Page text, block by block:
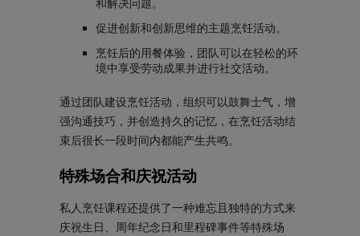
和解决问题。
促进创新和创新思维的主题烹饪活动。
烹饪后的用餐体验，团队可以在轻松的环
境中享受劳动成果并进行社交活动。
通过团队建设烹饪活动，组织可以鼓舞士气，增
强沟通技巧，并创造持久的记忆，在烹饪活动结
束后很长一段时间内都能产生共鸣。
特殊场合和庆祝活动
私人烹饪课程还提供了一种难忘且独特的方式来
庆祝生日、周年纪念日和里程碑事件等特殊场